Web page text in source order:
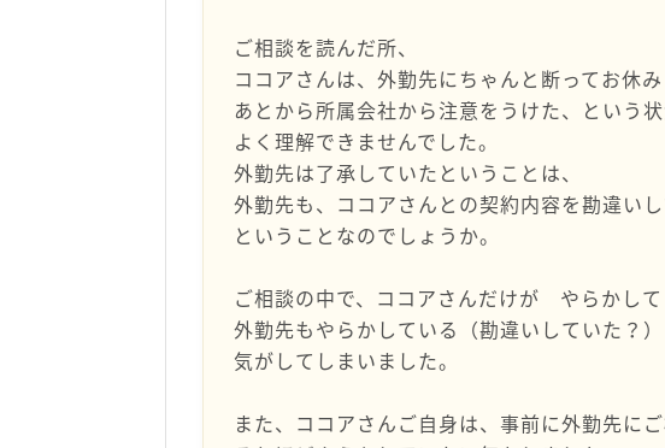
ご相談を読んだ所、
ココアさんは、外勤先にちゃんと断ってお休み
あとから所属会社から注意をうけた、という
よく理解できませんでした。
外勤先は了承していたということは、
外勤先も、ココアさんとの契約内容を勘違い
ということなのでしょうか。
ご相談の中で、ココアさんだけが やらかして
外勤先もやらかしている（勘違いしていた？
気がしてしまいました。
また、ココアさんご自身は、事前に外勤先に